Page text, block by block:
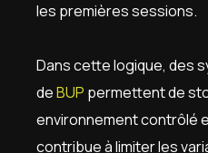
les premières sessions.
Dans cette logique, des
deBUP permettent de
environnement contrôlé
contribue à limiter les